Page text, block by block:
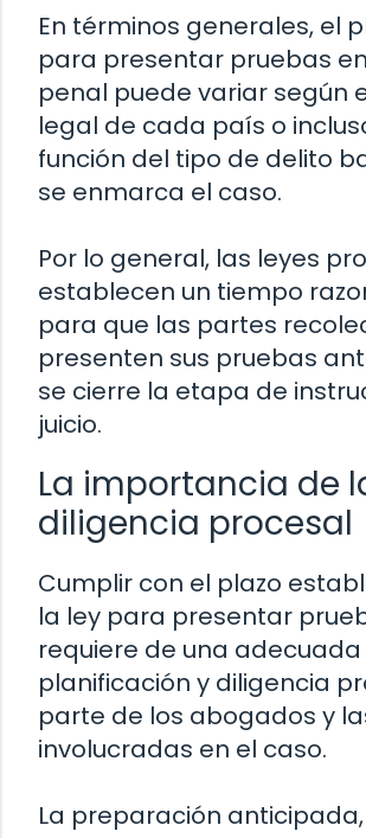
En términos generales, el
para presentar pruebas
penal puede variar según
legal de cada país o
función del tipo de delito
se enmarca el caso.
Por lo general, las leyes
establecen un tiempo
para que las partes
presenten sus pruebas
se cierre la etapa de
juicio.
La importancia de
diligencia procesal
Cumplir con el plazo
la ley para presentar
requiere de una adecuada
planificación y diligencia
parte de los abogados y
involucradas en el caso.
La preparación